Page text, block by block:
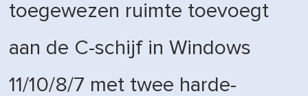
toegewezen ruimte toevoegt
aan de C-schijf in Windows
11/10/8/7 met twee harde-